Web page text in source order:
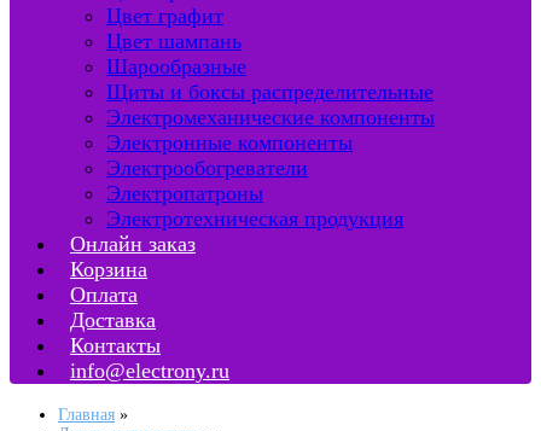
Цвет графит
Цвет шампань
Шарообразные
Щиты и боксы распределительные
Электромеханические компоненты
Электронные компоненты
Электрообогреватели
Электропатроны
Электротехническая продукция
Онлайн заказ
Корзина
Оплата
Доставка
Контакты
info@electrony.ru
Главная